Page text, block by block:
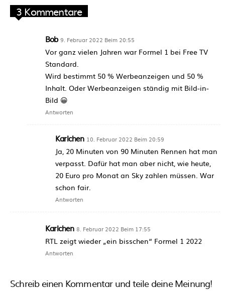
3 Kommentare
Bob 9. Februar 2022 Beim 20:55
Vor ganz vielen Jahren war Formel 1 bei Free TV
Standard.
Wird bestimmt 50 % Werbeanzeigen und 50 %
Inhalt. Oder Werbeanzeigen ständig mit Bild-in-
Bild 😀
Antworten
Karlchen 10. Februar 2022 Beim 20:59
Ja, 20 Minuten von 90 Minuten Rennen hat man
verpasst. Dafür hat man aber nicht, wie heute,
20 Euro pro Monat an Sky zahlen müssen. War
schon fair.
Antworten
Karlchen 8. Februar 2022 Beim 17:55
RTL zeigt wieder „ein bisschen“ Formel 1 2022
Antworten
Schreib einen Kommentar und teile deine Meinung!